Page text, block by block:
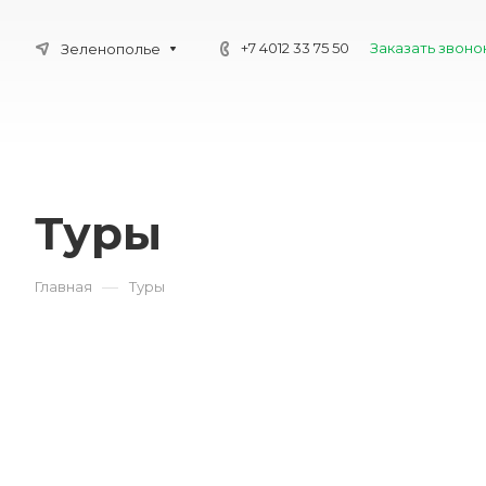
Зеленополье +7 4012 33 75 50 Заказать
Туры
Главная — Туры